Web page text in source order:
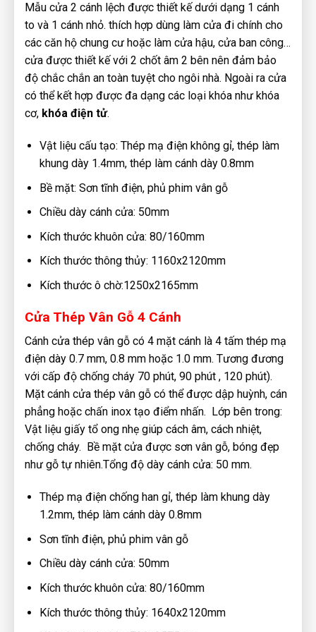
Mẫu cửa 2 cánh lệch được thiết kế dưới dạng 1 cánh
to và 1 cánh nhỏ. thích hợp dùng làm cửa đi chính cho
các căn hộ chung cư hoặc làm cửa hậu, cửa ban công…
cửa được thiết kế với 2 chốt âm 2 bên nên đảm bảo
độ chắc chắn an toàn tuyệt cho ngôi nhà. Ngoài ra cửa
có thể kết hợp được đa dạng các loại khóa như khóa
cơ, khóa điện tử.
Vật liệu cấu tạo: Thép mạ điện không gỉ, thép làm
khung dày 1.4mm, thép làm cánh dày 0.8mm
Bề mặt: Sơn tĩnh điện, phủ phim vân gỗ
Chiều dày cánh cửa: 50mm
Kích thước khuôn cửa: 80/160mm
Kích thước thông thủy: 1160x2120mm
Kích thước ô chờ:1250x2165mm
Cửa Thép Vân Gỗ 4 Cánh
Cánh cửa thép vân gỗ có 4 mặt cánh là 4 tấm thép mạ
điện dày 0.7 mm, 0.8 mm hoặc 1.0 mm. Tương đương
với cấp độ chống cháy 70 phút, 90 phút , 120 phút).
Mặt cánh cửa thép vân gỗ có thể được dập huỳnh, cán
phẳng hoặc chấn inox tạo điểm nhấn. Lớp bên trong:
Vật liệu giấy tổ ong nhẹ giúp cách âm, cách nhiệt,
chống cháy. Bề mặt cửa được sơn vân gỗ, bóng đẹp
như gỗ tự nhiên.Tổng độ dày cánh cửa: 50 mm.
Thép mạ điện chống han gỉ, thép làm khung dày
1.2mm, thép làm cánh dày 0.8mm
Sơn tĩnh điện, phủ phim vân gỗ
Chiều dày cánh cửa: 50mm
Kích thước khuôn cửa: 80/160mm
Kích thước thông thủy: 1640x2120mm